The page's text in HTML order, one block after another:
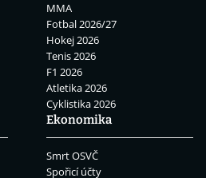
MMA
Fotbal 2026/27
Hokej 2026
Tenis 2026
F1 2026
Atletika 2026
Cyklistika 2026
Ekonomika
Smrt OSVČ
Spořicí účty